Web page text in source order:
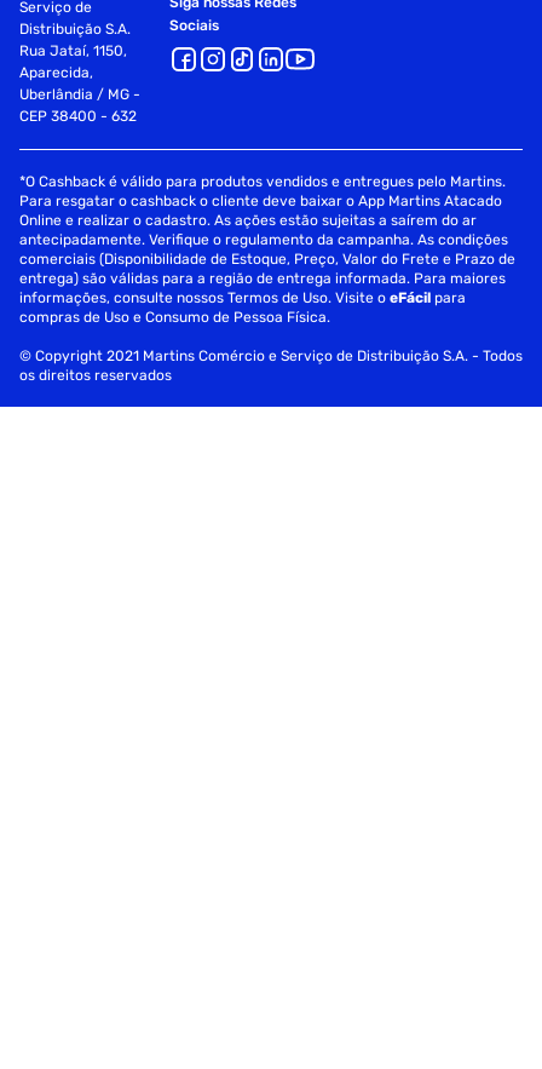
Serviço de
Distribuição S.A.
Rua Jataí, 1150,
Aparecida,
Uberlândia / MG -
CEP 38400 - 632
Sociais
*O Cashback é válido para produtos vendidos e entregues pelo Martins.
Para resgatar o cashback o cliente deve baixar o App Martins Atacado
Online e realizar o cadastro. As ações estão sujeitas a saírem do ar
antecipadamente. Verifique o regulamento da campanha. As condições
comerciais (Disponibilidade de Estoque, Preço, Valor do Frete e Prazo de
entrega) são válidas para a região de entrega informada. Para maiores
informações, consulte nossos Termos de Uso. Visite oeFácil para
compras de Uso e Consumo de Pessoa Física.
© Copyright 2021 Martins Comércio e Serviço de Distribuição S.A. - Todos
os direitos reservados